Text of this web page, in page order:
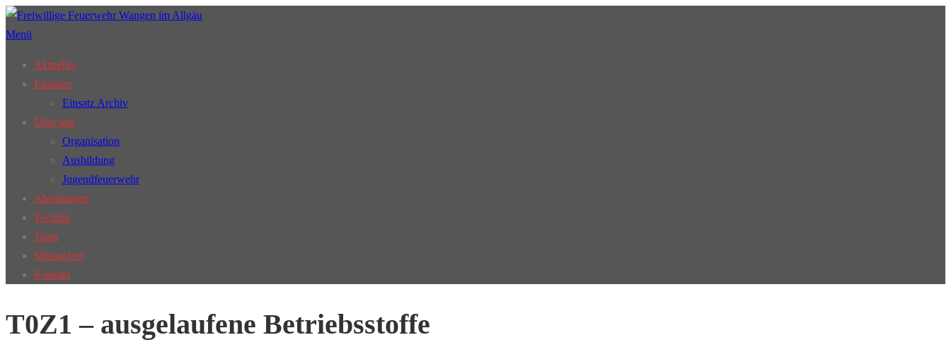
Zum
Inhalt
Menü
Aktuelles
Einsätze
Einsatz Archiv
Über uns
Organisation
Ausbildung
Jugendfeuerwehr
Abteilungen
Technik
Tipps
Mitmachen
Kontakt
T0Z1 – ausgelaufene Betriebsstoffe